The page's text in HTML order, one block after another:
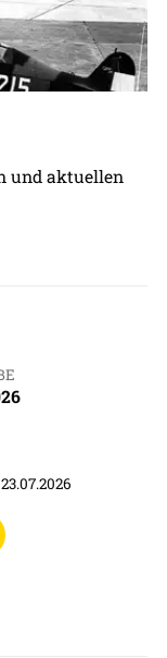
und aktuellen